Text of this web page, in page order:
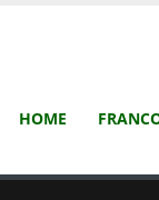
HOME